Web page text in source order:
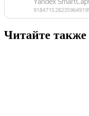
Читайте также